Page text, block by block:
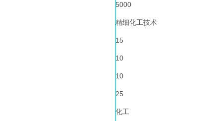
5000
精细化工技术
15
10
10
25
化工